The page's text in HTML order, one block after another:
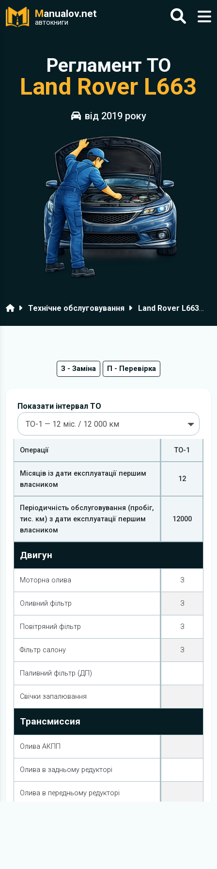
Manualov.net
автокниги
Регламент ТО
Land Rover L663
від 2019 року
ГоловнаТехнічне обслуговування Land Rover L663
З - Заміна П - Перевірка
Показати інтервал ТО
ТО-1 — 12 міс. / 12 000 км
Операції ТО-1
Місяців із дати експлуатації першим
власником
12
Періодичність обслуговування (пробіг,
тис. км) з дати експлуатації першим
власником
12000
Двигун
Моторна олива З
Оливний фільтр З
Повітряний фільтр З
Фільтр салону З
Паливний фільтр (ДП)
Свічки запалювання
Трансмиссия
Олива АКПП
Олива в задньому редукторі
Олива в передньому редукторі